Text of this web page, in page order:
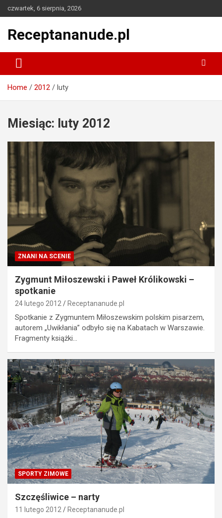
to
czwartek, 6 sierpnia, 2026
Receptananude.pl
Home 2012 luty
Miesiąc: luty 2012
ZNANI NA SCENIE
Zygmunt Miłoszewski i Paweł Królikowski –
spotkanie
24 lutego 2012 Receptananude.pl
Spotkanie z Zygmuntem Miłoszewskim polskim pisarzem,
autorem „Uwikłania” odbyło się na Kabatach w Warszawie.
Fragmenty książki…
SPORTY ZIMOWE
Szczęśliwice – narty
11 lutego 2012 Receptananude.pl